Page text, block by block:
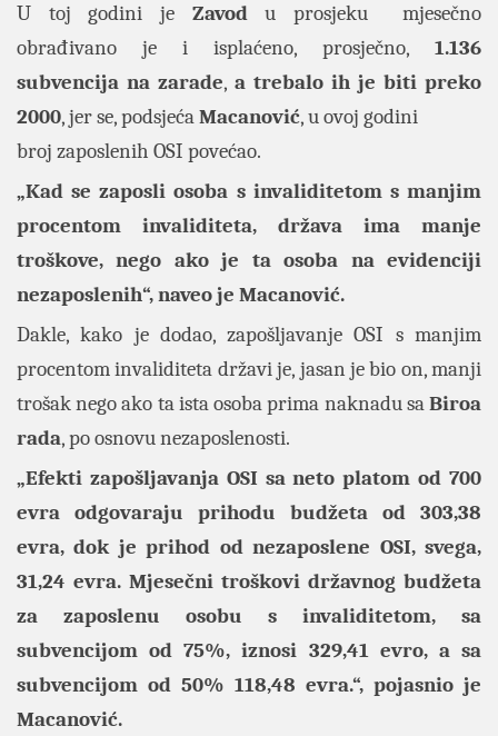
U toj godini je Zavodu prosjeku mjesečno
obrađivano je i isplaćeno, prosječno, 1.136
subvencija na zarade, a trebalo ih je biti preko
2000, jer se, podsjećaMacanović, u ovoj godini
broj zaposlenih OSI povećao.
„Kad se zaposli osoba s invaliditetom s manjim
procentom invaliditeta, država ima manje
troškove, nego ako je ta osoba na evidenciji
nezaposlenih“, naveo je Macanović.
Dakle, kako je dodao, zapošljavanje OSI s manjim
procentom invaliditeta državi je, jasan je bio on, manji
trošak nego ako ta ista osoba prima naknadu saBiroa
rada, po osnovu nezaposlenosti.
„Efekti zapošljavanja OSI sa neto platom od 700
evra odgovaraju prihodu budžeta od 303,38
evra, dok je prihod od nezaposlene OSI, svega,
31,24 evra. Mjesečni troškovi državnog budžeta
za zaposlenu osobu s invaliditetom, sa
subvencijom od 75%, iznosi 329,41 evro, a sa
subvencijom od 50% 118,48 evra.“, pojasnio je
Macanović.